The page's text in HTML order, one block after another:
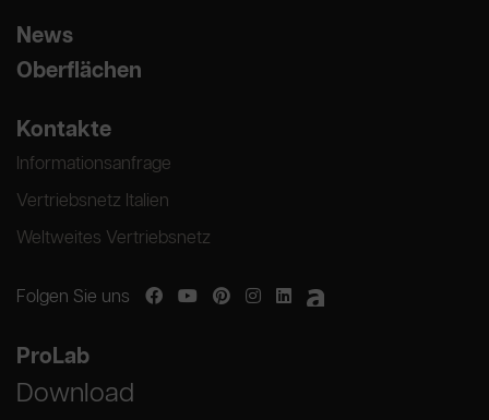
News
Oberflächen
Kontakte
Informationsanfrage
Vertriebsnetz Italien
Weltweites Vertriebsnetz
Folgen Sie uns
ProLab
Download